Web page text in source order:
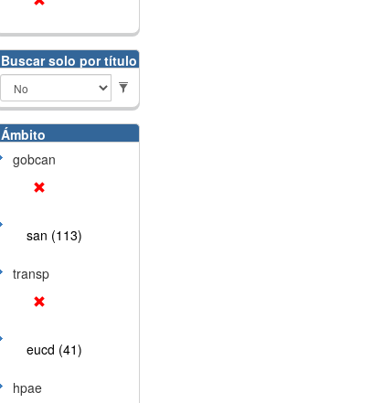
Buscar solo por título
Ámbito
gobcan
san (113)
transp
eucd (41)
hpae